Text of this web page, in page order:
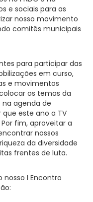
e sociais para as
nosso movimento
comitês municipais
para participar das
em curso,
e movimentos
os temas da
agenda de
este ano a TV
fim, aproveitar a
nossos
da diversidade
frentes de luta.
I Encontro